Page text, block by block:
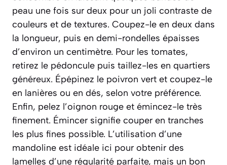
peau une fois sur deux pour un joli contraste de
couleurs et de textures. Coupez-le en deux dans
la longueur, puis en demi-rondelles épaisses
d’environ un centimètre. Pour les tomates,
retirez le pédoncule puis taillez-les en quartiers
généreux. Épépinez le poivron vert et coupez-le
en lanières ou en dés, selon votre préférence.
Enfin, pelez l’oignon rouge et émincez-le très
finement. Émincer signifie couper en tranches
les plus fines possible. L’utilisation d’une
mandoline est idéale ici pour obtenir des
lamelles d’une régularité parfaite, mais un bon